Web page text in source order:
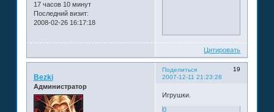
17 часов 10 минут
Последний визит:
2008-02-26 16:17:18
Цитировать
Поделиться
19
2007-12-11 21:23:28
Bezki
Администратор
Игрушки.
0